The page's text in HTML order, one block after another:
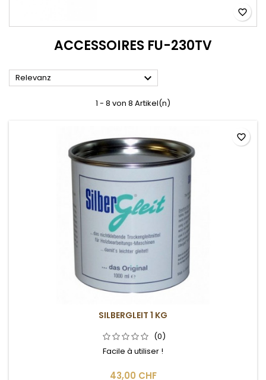
favorite_border
ACCESSOIRES FU-230TV
Relevanz 
1 - 8 von 8 Artikel(n)
SILBERGLEIT 1 KG
(0)
Facile à utiliser !
43,00 CHF
favorite_border